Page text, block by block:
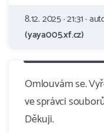
8.12. 2025 · 21:31 ·
(yaya005.xf.cz)
Omlouvám se.
ve správci
Děkuji.